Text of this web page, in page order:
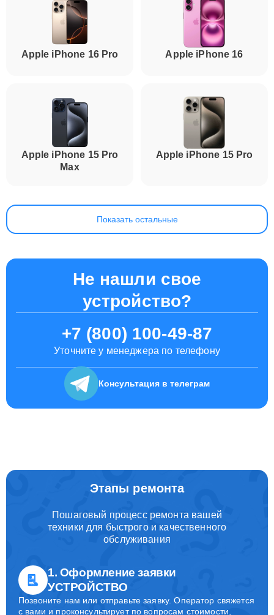
Apple iPhone 16 Pro Apple iPhone 16
Apple iPhone 15 Pro
Max
Apple iPhone 15 Pro
Показать остальные
Не нашли свое
устройство?
+7 (800) 100-49-87
Уточните у менеджера по телефону
Консультация в телеграм
Этапы ремонта
Пошаговый процесс ремонта вашей
техники для быстрого и качественного
обслуживания
1. Оформление заявки
УСТРОЙСТВО
Позвоните нам или отправьте заявку. Оператор свяжется
с вами и проконсультирует по вопросам стоимости,